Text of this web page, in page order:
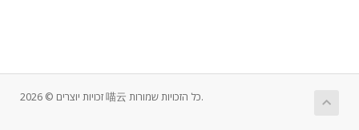
זכויות יוצרים © 2026 喵云 כל הזכויות שמורות.